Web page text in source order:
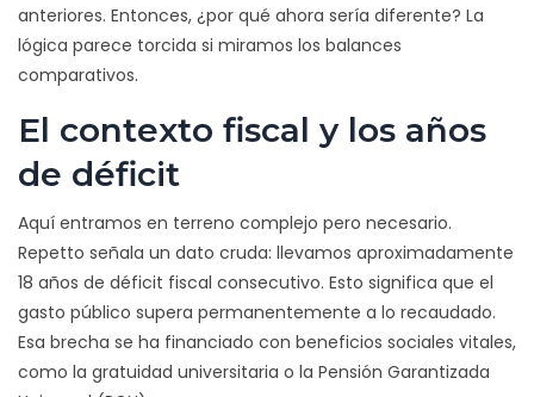
anteriores. Entonces, ¿por qué ahora sería diferente? La
lógica parece torcida si miramos los balances
comparativos.
El contexto fiscal y los años
de déficit
Aquí entramos en terreno complejo pero necesario.
Repetto señala un dato cruda: llevamos aproximadamente
18 años de déficit fiscal consecutivo. Esto significa que el
gasto público supera permanentemente a lo recaudado.
Esa brecha se ha financiado con beneficios sociales vitales,
como la gratuidad universitaria o la Pensión Garantizada